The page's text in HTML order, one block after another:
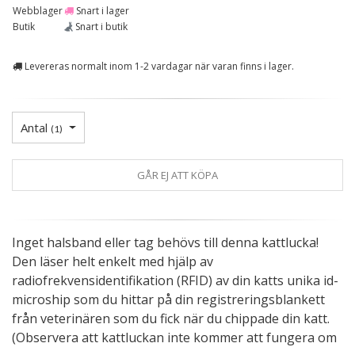
Webblager
Snart i lager
Butik
Snart i butik
Levereras normalt inom 1-2 vardagar när varan finns i lager.
Antal (1)
GÅR EJ ATT KÖPA
Inget halsband eller tag behövs till denna kattlucka!
Den läser helt enkelt med hjälp av
radiofrekvensidentifikation (RFID) av din katts unika id-
microship som du hittar på din registreringsblankett
från veterinären som du fick när du chippade din katt.
(Observera att kattluckan inte kommer att fungera om